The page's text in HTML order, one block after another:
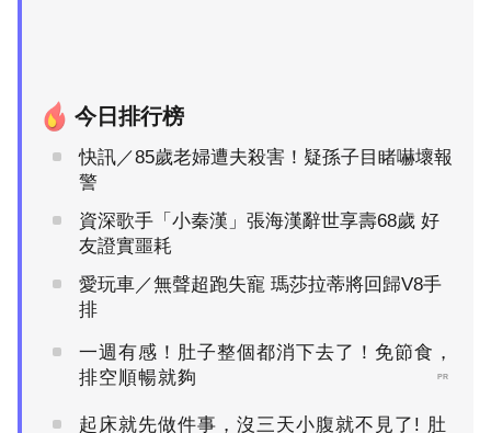
今日排行榜
快訊／85歲老婦遭夫殺害！疑孫子目睹嚇壞報
警
資深歌手「小秦漢」張海漢辭世享壽68歲 好
友證實噩耗
愛玩車／無聲超跑失寵 瑪莎拉蒂將回歸V8手
排
一週有感！肚子整個都消下去了！免節食，
排空順暢就夠
PR
起床就先做件事，沒三天小腹就不見了! 肚